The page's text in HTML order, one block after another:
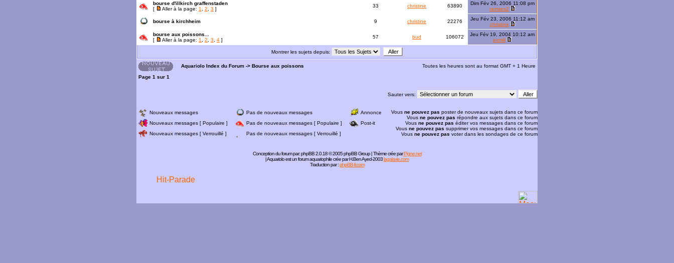
bourse d'illkirch graffenstaden
[
Aller à la page: 1 2 3 ]
33 christine 63890
Dim Fév 26, 2006 11:08 pm
ramses2
bourse à kirchheim 9 christine 22276
Jeu Fév 23, 2006 11:12 am
christine
bourse aux poissons...
[
Aller à la page: 1 2 3 4 ]
57 bud 106072
Jeu Fév 19, 2004 10:12 am
exmili
Montrer les sujets depuis:
Aquariolo Index du Forum -> Bourse aux poissons
Toutes les heures sont au format GMT + 1 Heure
Page 1 sur 1
Sauter vers:
Nouveaux messages Pas de nouveaux messages
Annonce
Nouveaux messages [ Populaire ]
Pas de nouveaux messages [ Populaire ]
Post-it
Nouveaux messages [ Verrouillé ]
Pas de nouveaux messages [ Verrouillé ]
Vous ne pouvez pas poster de nouveaux sujets dans ce forum
Vous ne pouvez pas répondre aux sujets dans ce forum
Vous ne pouvez pas éditer vos messages dans ce forum
Vous ne pouvez pas supprimer vos messages dans ce forum
Vous ne pouvez pas voter dans les sondages de ce forum
Conception du forum par:phpBB2.0.18 © 2005 phpBB Group | Thème crée parPigne.net
| Aquariolo est un forum aquariophile crée par H.Ben Ayed-2003lagalaxie.com
Traduction par :phpBB-fr.com